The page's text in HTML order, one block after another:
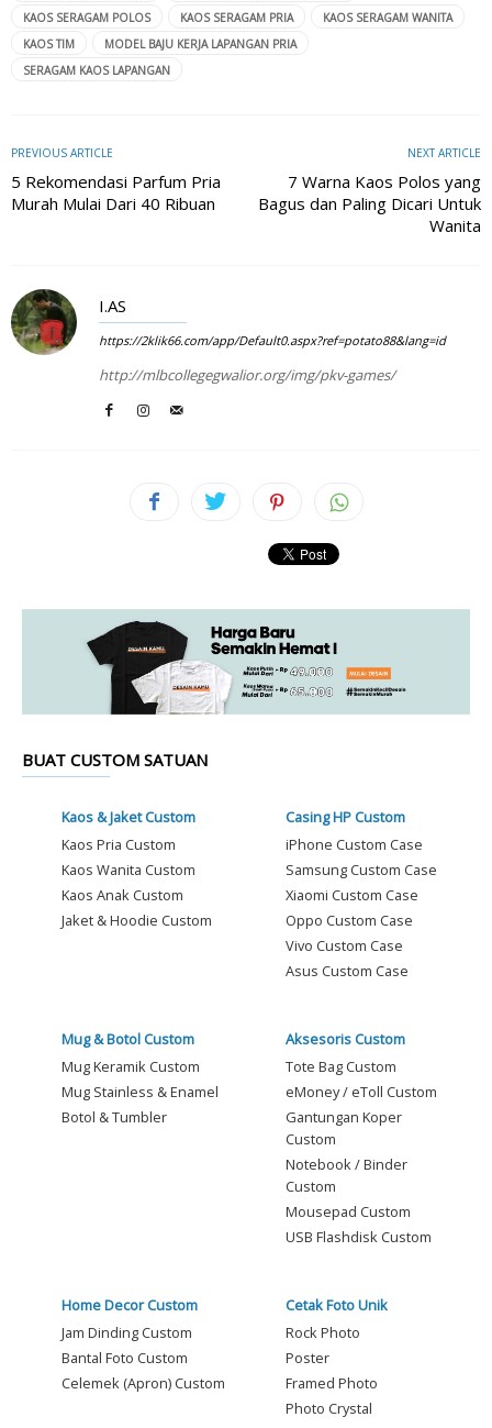
KAOS SERAGAM POLOS
KAOS SERAGAM PRIA
KAOS SERAGAM WANITA
KAOS TIM
MODEL BAJU KERJA LAPANGAN PRIA
SERAGAM KAOS LAPANGAN
PREVIOUS ARTICLE
5 Rekomendasi Parfum Pria
Murah Mulai Dari 40 Ribuan
NEXT ARTICLE
7 Warna Kaos Polos yang
Bagus dan Paling Dicari Untuk
Wanita
I.AS
https://2klik66.com/app/Default0.aspx?ref=potato88&lang=id
http://mlbcollegegwalior.org/img/pkv-games/
BUAT CUSTOM SATUAN
Kaos & Jaket Custom
Kaos Pria Custom
Kaos Wanita Custom
Kaos Anak Custom
Jaket & Hoodie Custom
Casing HP Custom
iPhone Custom Case
Samsung Custom Case
Xiaomi Custom Case
Oppo Custom Case
Vivo Custom Case
Asus Custom Case
Mug & Botol Custom
Mug Keramik Custom
Mug Stainless & Enamel
Botol & Tumbler
Aksesoris Custom
Tote Bag Custom
eMoney / eToll Custom
Gantungan Koper
Custom
Notebook / Binder
Custom
Mousepad Custom
USB Flashdisk Custom
Home Decor Custom
Jam Dinding Custom
Bantal Foto Custom
Celemek (Apron) Custom
Cetak Foto Unik
Rock Photo
Poster
Framed Photo
Photo Crystal